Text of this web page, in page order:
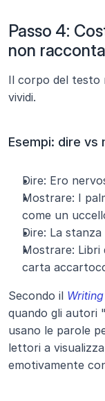
Passo 4:
non
Il corpo del testo
vividi.
Esempi: dire vs
Dire: Ero
Mostrare: I
come un
Dire: La
Mostrare: Libri
carta
Secondo il
quando gli autori
usano le parole
lettori a
emotivamente